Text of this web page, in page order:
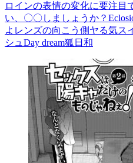
ロインの表情の変化に要注目
い、〇〇しましょうか？
よレンズの向こう側ヤる気ス
シュDay dream狐日和